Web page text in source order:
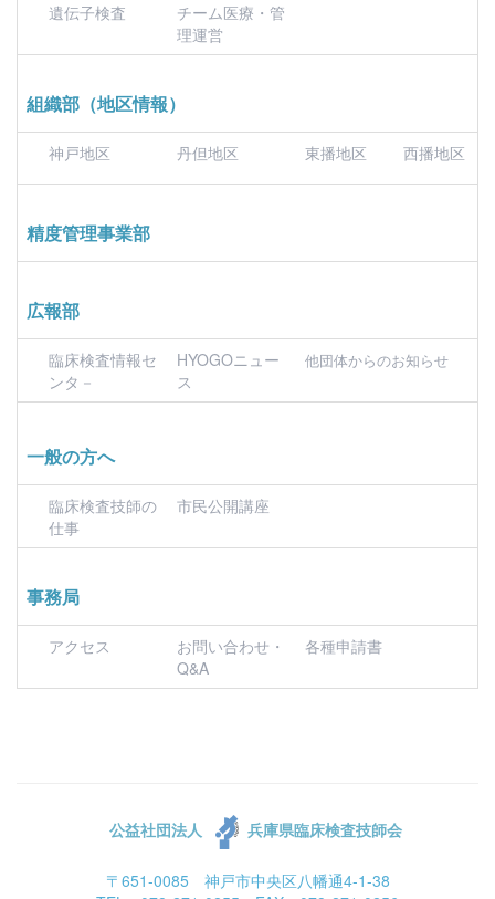
遺伝子検査
チーム医療・管
理運営
組織部（地区情報）
神戸地区 丹但地区 東播地区 西播地区
精度管理事業部
広報部
臨床検査情報セ
ンタ－
HYOGOニュー
ス
他団体からのお知らせ
一般の方へ
臨床検査技師の
仕事
市民公開講座
事務局
アクセス
お問い合わせ・
Q&A
各種申請書
公益社団法人 兵庫県臨床検査技師会
〒651-0085 神戸市中央区八幡通4-1-38